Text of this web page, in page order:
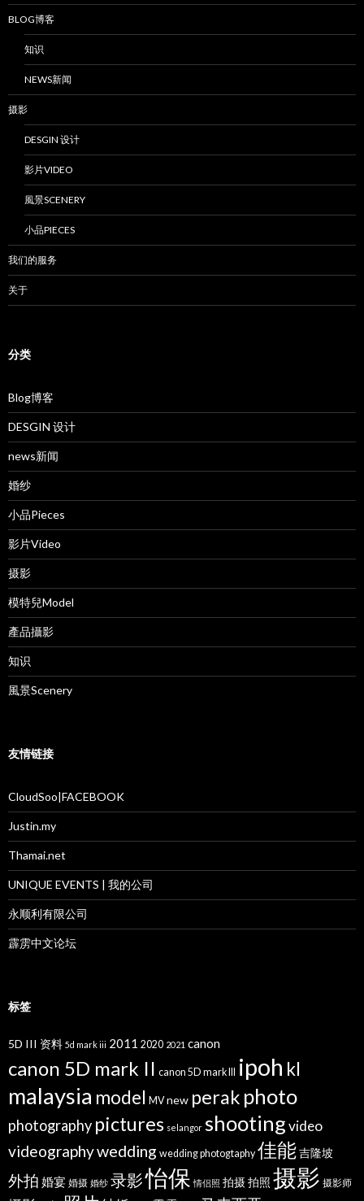
BLOG博客
知识
NEWS新闻
摄影
DESGIN 设计
影片VIDEO
風景SCENERY
小品PIECES
我们的服务
关于
分类
Blog博客
DESGIN 设计
news新闻
婚纱
小品Pieces
影片Video
摄影
模特兒Model
產品攝影
知识
風景Scenery
友情链接
CloudSoo|FACEBOOK
Justin.my
Thamai.net
UNIQUE EVENTS | 我的公司
永顺利有限公司
霹雳中文论坛
标签
5D III 资料 5d mark iii 2011 2020 2021 canon
canon 5D mark II canon 5D mark III ipoh kl
malaysia model MV new perak photo
photography pictures selangor shootingvideo
videographywedding wedding photogtaphy 佳能吉隆坡
外拍 婚宴 婚摄 婚纱 录影怡保 情侣照 拍摄拍照 摄影 摄影师